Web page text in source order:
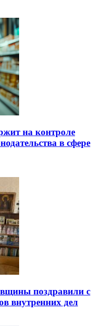
на контроле
в сфере
поздравили с
внутренних дел